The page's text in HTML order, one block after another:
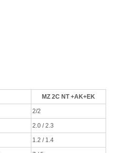
MZ 2C NT +AK+EK
2/2
2.0 / 2.3
1.2 / 1.4